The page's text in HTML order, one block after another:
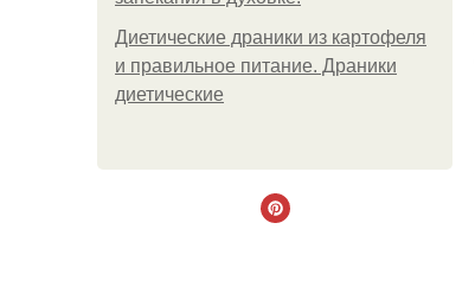
Диетические драники из картофеля
и правильное питание. Драники
диетические